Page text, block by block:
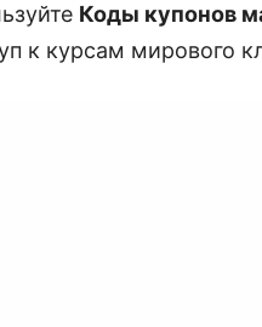
Коды купонов
к курсам мирового